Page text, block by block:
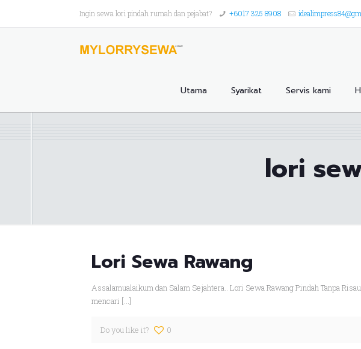
Ingin sewa lori pindah rumah dan pejabat? +6017 325 8908
Utama Syarikat Servis kami
lori
Lori Sewa Rawang
Assalamualaikum dan Salam Sejahtera.. Lori Sewa Rawang Pindah Tanpa
mencari […]
Do you like it? 0